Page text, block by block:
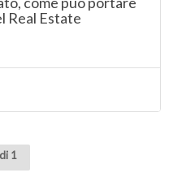
Real Estate
1